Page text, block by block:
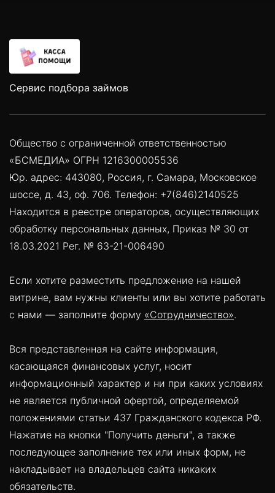
Сервис подбора займов
Общество с ограниченной ответственностью
«БСМЕДИА» ОГРН 1216300005536
Юр. адрес: 443080, Россия, г. Самара, Московское
шоссе, д. 43, оф. 706. Телефон: +7(846)2140525
Находится в реестре операторов, осуществляющих
обработку персональных данных, Приказ № 30 от
18.03.2021 Рег. № 63-21-006490
Если хотите разместить предложение на нашей
витрине, вам нужны клиенты или вы хотите работать
с нами — заполните форму «Сотрудничество».
Вся представленная на сайте информация,
касающаяся финансовых услуг, носит
информационный характер и ни при каких условиях
не является публичной офертой, определяемой
положениями статьи 437 Гражданского кодекса РФ.
Нажатие на кнопки "Получить деньги", а также
последующее заполнение тех или иных форм, не
накладывает на владельцев сайта никаких
обязательств.